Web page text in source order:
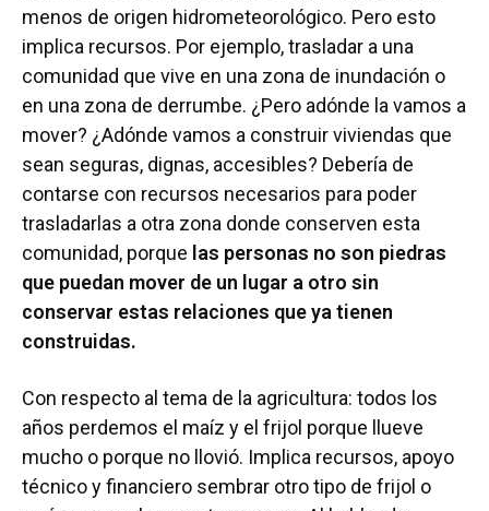
menos de origen hidrometeorológico. Pero esto
implica recursos. Por ejemplo, trasladar a una
comunidad que vive en una zona de inundación o
en una zona de derrumbe. ¿Pero adónde la vamos a
mover? ¿Adónde vamos a construir viviendas que
sean seguras, dignas, accesibles? Debería de
contarse con recursos necesarios para poder
trasladarlas a otra zona donde conserven esta
comunidad, porque las personas no son piedras
que puedan mover de un lugar a otro sin
conservar estas relaciones que ya tienen
construidas.
Con respecto al tema de la agricultura: todos los
años perdemos el maíz y el frijol porque llueve
mucho o porque no llovió. Implica recursos, apoyo
técnico y financiero sembrar otro tipo de frijol o